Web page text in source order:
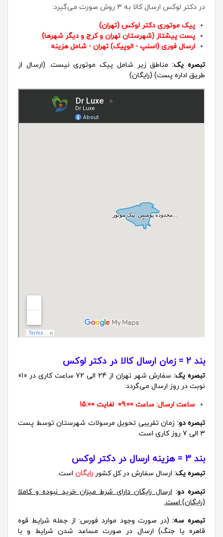
در دکتر لوکس ارسال کالا به 3 روش صورت می‌گیرد:
پیک موتوری دکتر لوکس (تهران)
پست پیشتاز (شهرستان تهران و کرج و دیگر شهرها)
ارسال فوری (اسنپ - الوپیک) تهران - شامل هزینه
تبصره یک:مناطق زیر شامل پیک موتوری نیست. (ارسال از
طریق اداره پست) (رایگان)
بند 2 = زمان ارسال کالا در دکتر لوکس
تبصره یک:
سفارش شهر تهران از 24 الی 72 ساعت کاری در «1»
نوبت در روز ارسال می‌گردد:
ساعت ارسال: ساعت 09:00 لغایت 15:00
تبصره دو: زمان تقریبی تحویل مرسولات شهرستان توسط پست
3 الی 7 روز کاری است.
بند 3 = هزینه ارسال در دکتر لوکس
تبصره یک: ارسال سفارش در کل کشور رایگان است.
تبصره دو: ارسال رایگان دارای شرط میزان خرید نبوده و کاملا
(رایگان) است.
تبصره سه: (در صورت وجود موارد فورس: از جمله شرایط قوه
قاهره یا جنگ) ارسال در صورت مساعد شدن شرایط و با